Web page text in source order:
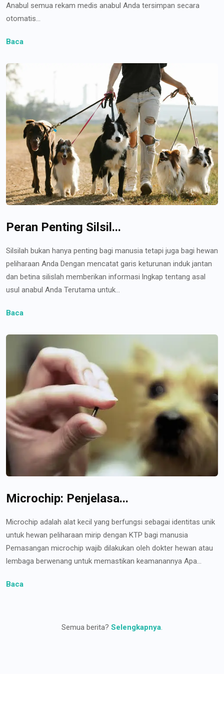
Anabul semua rekam medis anabul Anda tersimpan secara
otomatis...
Baca
Peran Penting Silsil...
Silsilah bukan hanya penting bagi manusia tetapi juga bagi hewan
peliharaan Anda Dengan mencatat garis keturunan induk jantan
dan betina silislah memberikan informasi lngkap tentang asal
usul anabul Anda Terutama untuk...
Baca
Microchip: Penjelasa...
Microchip adalah alat kecil yang berfungsi sebagai identitas unik
untuk hewan peliharaan mirip dengan KTP bagi manusia
Pemasangan microchip wajib dilakukan oleh dokter hewan atau
lembaga berwenang untuk memastikan keamanannya Apa...
Baca
Semua berita? Selengkapnya.